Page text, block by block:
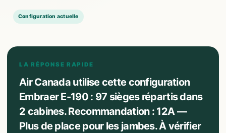
Configuration actuelle
LA RÉPONSE RAPIDE
Air Canada utilise cette configuration
Embraer E-190 : 97 sièges répartis dans
2 cabines. Recommandation : 12A —
Plus de place pour les jambes. À vérifier